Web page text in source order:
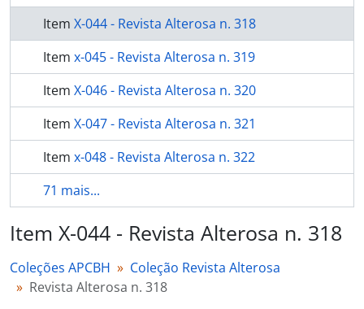
Item X-044 - Revista Alterosa n. 318
Item x-045 - Revista Alterosa n. 319
Item X-046 - Revista Alterosa n. 320
Item X-047 - Revista Alterosa n. 321
Item x-048 - Revista Alterosa n. 322
71 mais...
Item X-044 - Revista Alterosa n. 318
Coleções APCBH
Coleção Revista Alterosa
Revista Alterosa n. 318